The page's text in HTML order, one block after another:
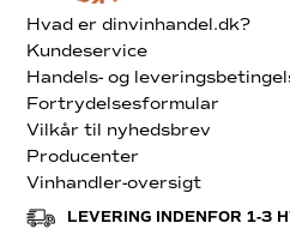
Hvad er dinvinhandel.dk?
Kundeservice
Handels- og
Fortrydelsesformular
Vilkår til nyhedsbrev
Producenter
Vinhandler-oversigt
LEVERING INDENFOR 1-3